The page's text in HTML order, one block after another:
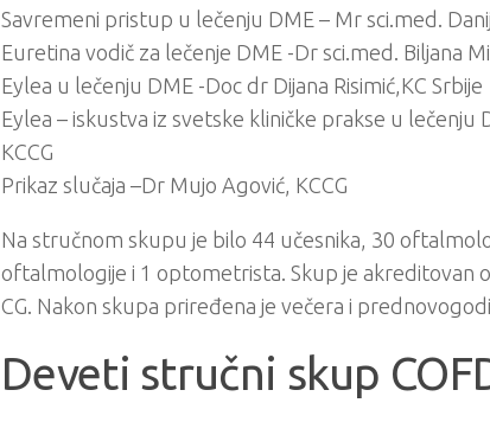
Savremeni pristup u lečenju DME – Mr sci.med.
Euretina vodič za lečenje DME -Dr sci.med. Biljana
Eylea u lečenju DME -Doc dr Dijana Risimić,KC Srbije
Eylea – iskustva iz svetske kliničke prakse u lečenju
KCCG
Prikaz slučaja –Dr Mujo Agović, KCCG
Na stručnom skupu je bilo 44 učesnika, 30
oftalmologije i 1 optometrista. Skup je akreditovan
CG. Nakon skupa priređena je večera i
Deveti stručni skup